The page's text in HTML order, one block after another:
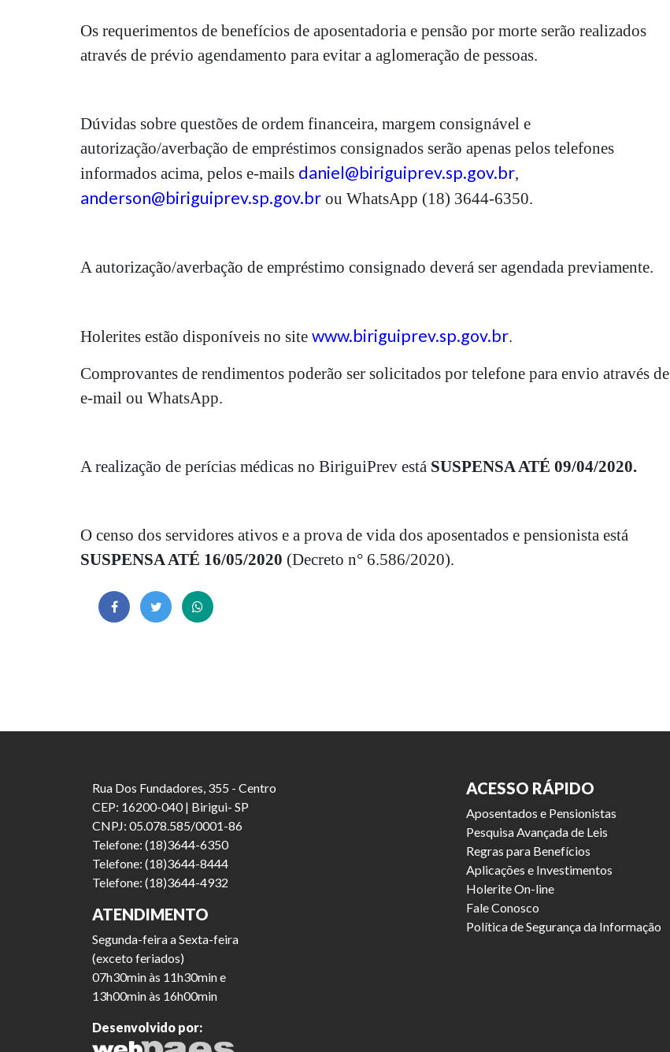
Os requerimentos de benefícios de aposentadoria e pensão por morte serão realizados
através de prévio agendamento para evitar a aglomeração de pessoas.
Dúvidas sobre questões de ordem financeira, margem consignável e
autorização/averbação de empréstimos consignados serão apenas pelos telefones
informados acima, pelos e-mails daniel@biriguiprev.sp.gov.br,
anderson@biriguiprev.sp.gov.br ou WhatsApp (18) 3644-6350.
A autorização/averbação de empréstimo consignado deverá ser agendada previamente.
Holerites estão disponíveis no site www.biriguiprev.sp.gov.br.
Comprovantes de rendimentos poderão ser solicitados por telefone para envio através de
e-mail ou WhatsApp.
A realização de perícias médicas no BiriguiPrev está SUSPENSA ATÉ 09/04/2020.
O censo dos servidores ativos e a prova de vida dos aposentados e pensionista está
SUSPENSA ATÉ 16/05/2020 (Decreto n° 6.586/2020).
Rua Dos Fundadores, 355 - Centro
CEP: 16200-040 | Birigui- SP
CNPJ: 05.078.585/0001-86
Telefone: (18)3644-6350
Telefone: (18)3644-8444
Telefone: (18)3644-4932
ATENDIMENTO
Segunda-feira a Sexta-feira
(exceto feriados)
07h30min às 11h30min e
13h00min às 16h00min
Desenvolvido por:
ACESSO RÁPIDO
Aposentados e Pensionistas
Pesquisa Avançada de Leis
Regras para Benefícios
Aplicações e Investimentos
Holerite On-line
Fale Conosco
Política de Segurança da Informação